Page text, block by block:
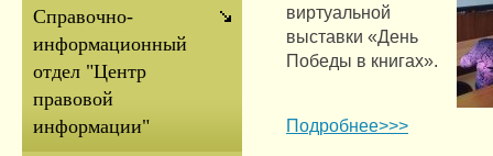
виртуальной
выставки «День
Победы в книгах».
Подробнее>>>
Справочно-
информационный
отдел "Центр
правовой
информации"